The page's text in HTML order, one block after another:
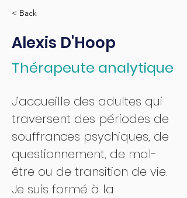
< Back
Alexis D'Hoop
Thérapeute analytique
J’accueille des adultes qui
traversent des périodes de
souffrances psychiques, de
questionnement, de mal-
être ou de transition de vie.
Je suis formé à la